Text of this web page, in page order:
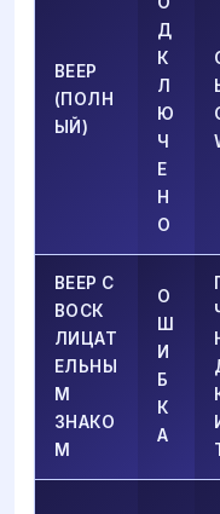
ВЕЕР
(ПОЛН
ЫЙ)
Д
К
Л
Ю
Ч
Е
Н
О
ВЕЕР С
ВОСК
ЛИЦАТ
ЕЛЬНЫ
М
ЗНАКО
М
О
Ш
И
Б
К
А